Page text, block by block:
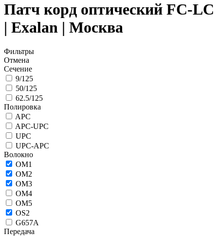
Патч корд оптический FC-LC
| Exalan | Москва
Фильтры
Отмена
Сечение
9/125
50/125
62.5/125
Полировка
APC
APC-UPC
UPC
UPC-APC
Волокно
OM1
OM2
OM3
OM4
OM5
OS2
G657A
Передача